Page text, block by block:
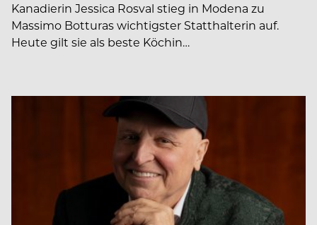
Kanadierin Jessica Rosval stieg in Modena zu
Massimo Botturas wichtigster Statthalterin auf.
Heute gilt sie als beste Köchin…